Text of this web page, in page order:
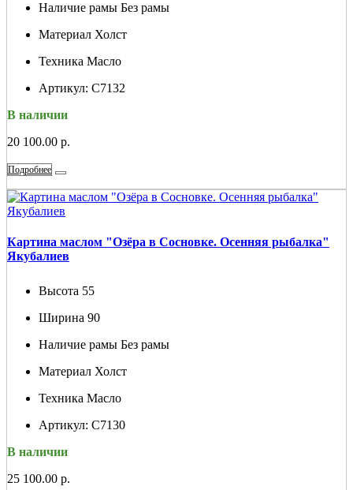
Наличие рамы Без рамы
Материал Холст
Техника Масло
Артикул: С7132
В наличии
20 100.00 р.
Подробнее
Картина маслом "Озёра в Сосновке. Осенняя рыбалка"
Якубалиев
Высота 55
Ширина 90
Наличие рамы Без рамы
Материал Холст
Техника Масло
Артикул: С7130
В наличии
25 100.00 р.